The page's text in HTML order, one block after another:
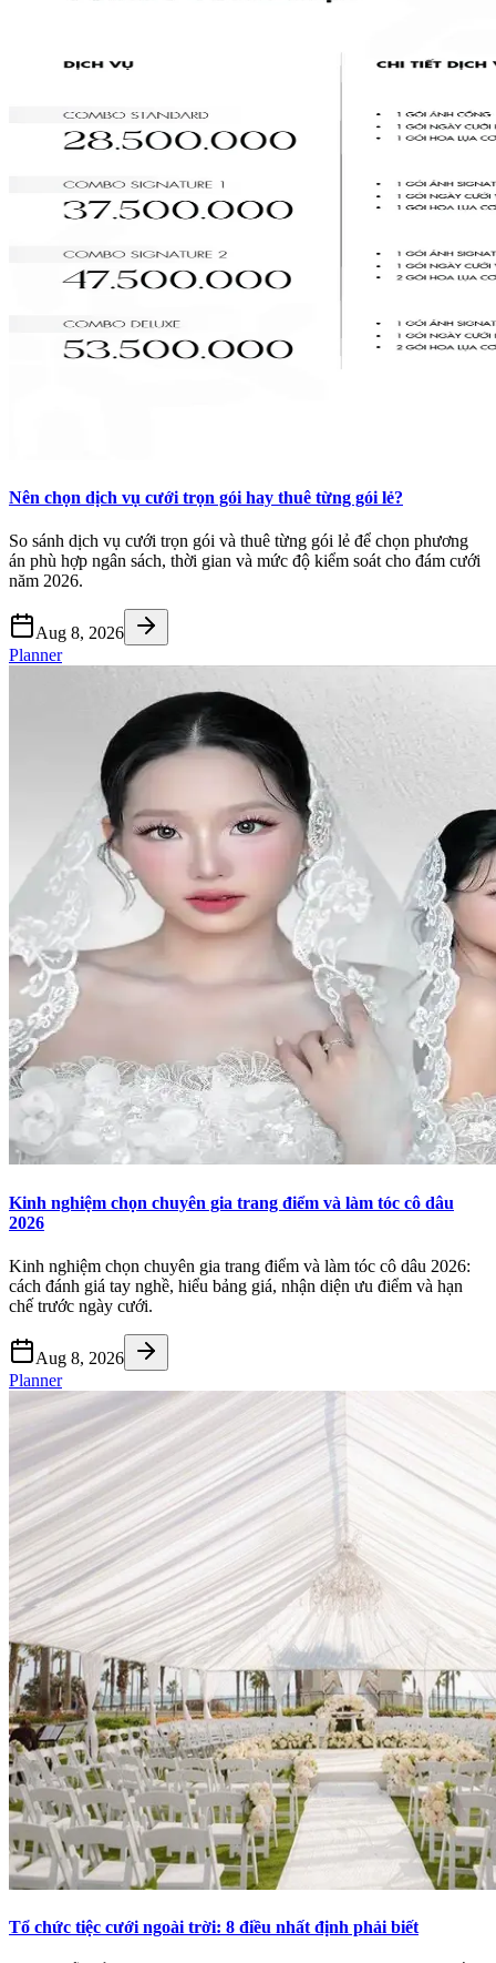
Nên chọn dịch vụ cưới trọn gói hay thuê từng gói lẻ?
So sánh dịch vụ cưới trọn gói và thuê từng gói lẻ để chọn phương
án phù hợp ngân sách, thời gian và mức độ kiểm soát cho đám cưới
năm 2026.
Aug 8, 2026
Planner
Kinh nghiệm chọn chuyên gia trang điểm và làm tóc cô dâu
2026
Kinh nghiệm chọn chuyên gia trang điểm và làm tóc cô dâu 2026:
cách đánh giá tay nghề, hiểu bảng giá, nhận diện ưu điểm và hạn
chế trước ngày cưới.
Aug 8, 2026
Planner
Tổ chức tiệc cưới ngoài trời: 8 điều nhất định phải biết